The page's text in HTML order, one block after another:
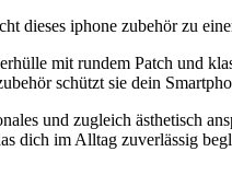
dieses iphone zubehör zu
mit rundem Patch und
schützt sie dein
und zugleich ästhetisch
dich im Alltag zuverlässig